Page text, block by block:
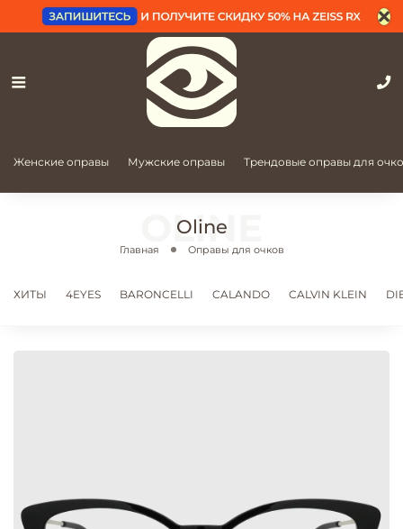
Женские оправы Мужские оправы Трендовые оправы для
Oline
Главная Оправы для очков
ХИТЫ 4EYES BARONCELLI CALANDO CALVIN KLEIN